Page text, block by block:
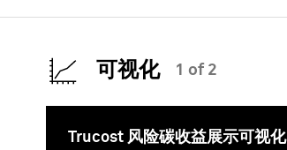
可视化 1 of 2
Trucost 风险碳收益展示可视化